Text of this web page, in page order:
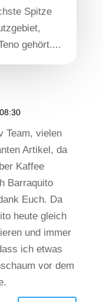
Spitze
gehört....
Team, vielen
Artikel, da
Kaffee
Barraquito
Euch. Da
heute gleich
und immer
ich etwas
vor dem